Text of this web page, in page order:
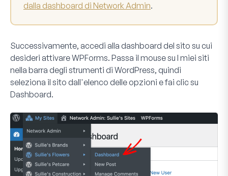
dalla dashboard di Network Admin.
Successivamente, accedi alla dashboard del sito su cui
desideri attivare WPForms. Passa il mouse su I miei siti
nella barra degli strumenti di WordPress, quindi
seleziona il sito dall'elenco delle opzioni e fai clic su
Dashboard.